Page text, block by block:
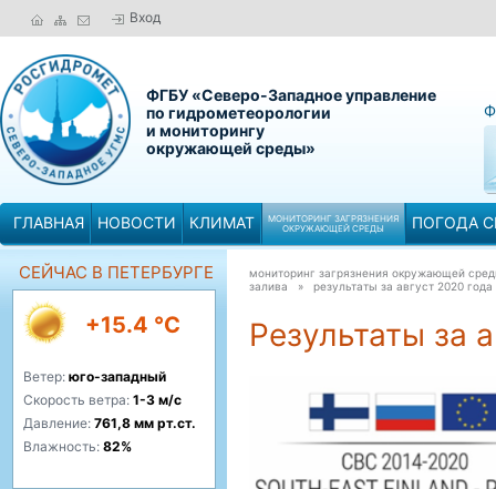
Вход
ФГБУ «Северо-Западное управление
по гидрометеорологии
и мониторингу
окружающей среды»
ГЛАВНАЯ НОВОСТИ КЛИМАТ
МОНИТОРИНГ ЗАГРЯЗНЕНИЯ
ОКРУЖАЮЩЕЙ СРЕДЫ
ПОГОДА
СЕЙЧАС В ПЕТЕРБУРГЕ
+15.4 °C
Ветер: юго-западный
Скорость ветра: 1-3 м/с
Давление: 761,8 мм рт.ст.
Влажность: 82%
мониторинг загрязнения окружающей
залива » результаты за август 2020 года
Результаты за